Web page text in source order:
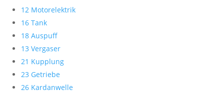
12 Motorelektrik
16 Tank
18 Auspuff
13 Vergaser
21 Kupplung
23 Getriebe
26 Kardanwelle